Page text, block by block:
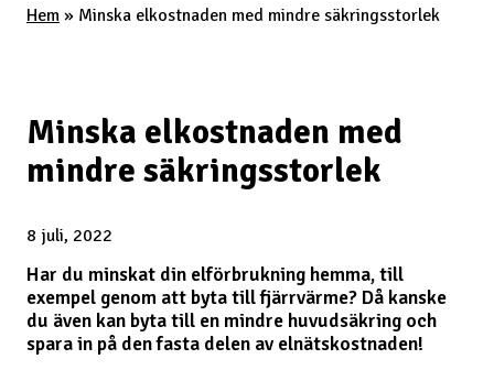
Hem » Minska elkostnaden med mindre säkringsstorlek
Minska elkostnaden med
mindre säkringsstorlek
8 juli, 2022
Har du minskat din elförbrukning hemma, till
exempel genom att byta till fjärrvärme? Då kanske
du även kan byta till en mindre huvudsäkring och
spara in på den fasta delen av elnätskostnaden!